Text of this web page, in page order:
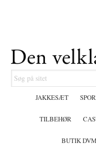
navigation
sidebar
Søg
på
JAKKESÆT
TILBEHØR
BUTIK DVM